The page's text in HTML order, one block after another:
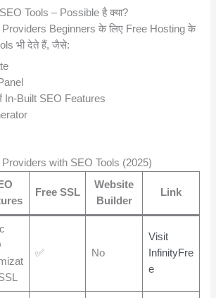
Tools – Possible है क्या?
Beginners के लिए Free Hosting के
भी देते हैं, जैसे:
In-Built SEO Features
with SEO Tools (2025)
Free SSL
Website
Builder
Link
✅ No
Visit
InfinityFre
e